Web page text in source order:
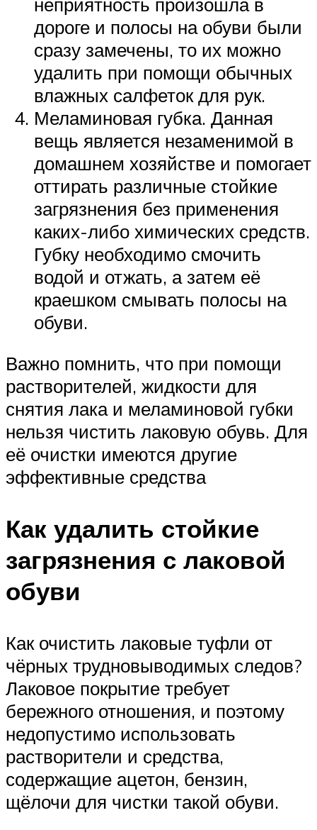
дороге и полосы на обуви были
сразу замечены, то их можно
удалить при помощи обычных
влажных салфеток для рук.
Меламиновая губка. Данная
вещь является незаменимой в
домашнем хозяйстве и помогает
оттирать различные стойкие
загрязнения без применения
каких-либо химических средств.
Губку необходимо смочить
водой и отжать, а затем её
краешком смывать полосы на
обуви.
Важно помнить, что при помощи
растворителей, жидкости для
снятия лака и меламиновой губки
нельзя чистить лаковую обувь. Для
её очистки имеются другие
эффективные средства
Как удалить стойкие
загрязнения с лаковой
обуви
Как очистить лаковые туфли от
чёрных трудновыводимых следов?
Лаковое покрытие требует
бережного отношения, и поэтому
недопустимо использовать
растворители и средства,
содержащие ацетон, бензин,
щёлочи для чистки такой обуви.